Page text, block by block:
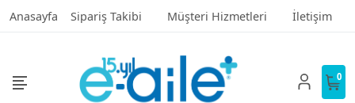
Anasayfa Sipariş Takibi Müşteri Hizmetleri İletişim
0